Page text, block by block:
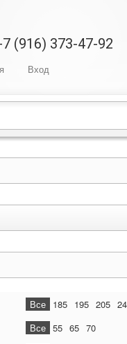
(916) 373-47-92
Вход
Все 185 195 205
Все 55 65 70